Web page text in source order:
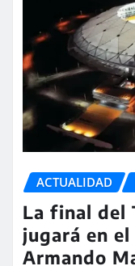
ACTUALIDAD
La final del
jugará en
Armando